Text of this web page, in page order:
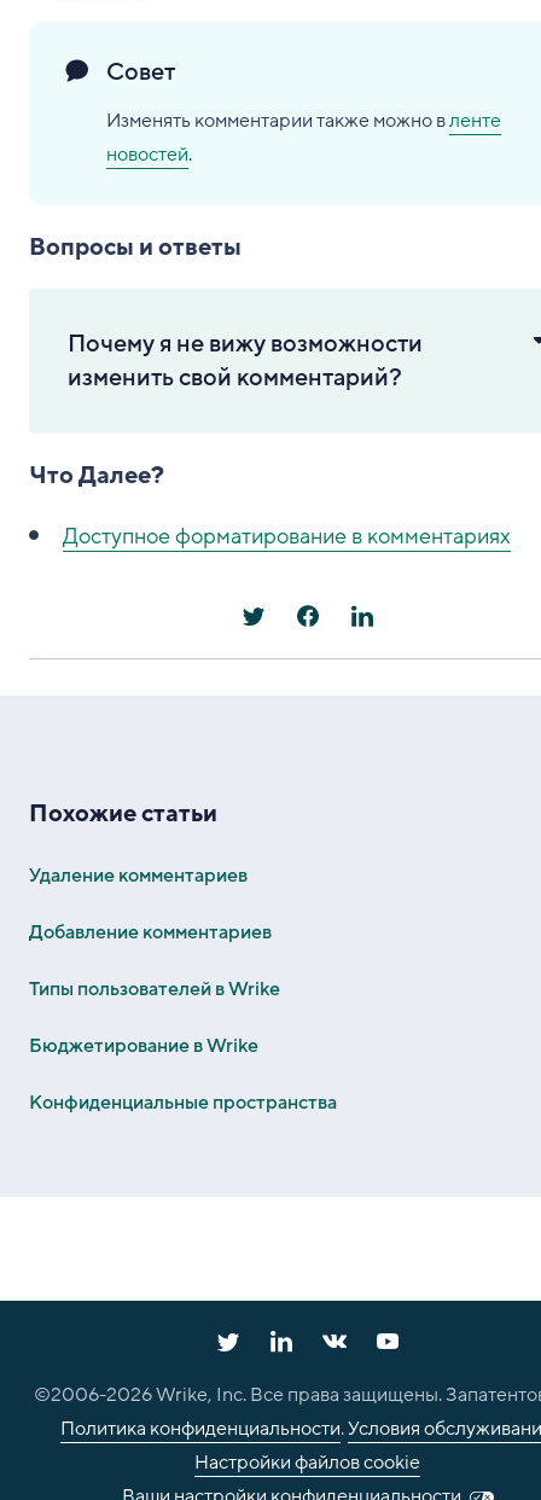
Совет
Изменять комментарии также можно вленте
новостей.
Вопросы и ответы
Почему я не вижу возможности
изменить свой комментарий?
Что Далее?
Доступное форматирование в комментариях
Похожие статьи
Удаление комментариев
Добавление комментариев
Типы пользователей в Wrike
Бюджетирование в Wrike
Конфиденциальные пространства
©2006-2026Wrike, Inc. Все права защищены.
Политика конфиденциальности.Условия
Настройки файлов cookie